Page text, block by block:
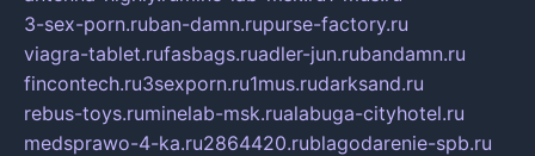
3-sex-porn.ruban-damn.rupurse-factory.ru
viagra-tablet.rufasbags.ruadler-jun.rubandamn.ru
fincontech.ru3sexporn.ru1mus.rudarksand.ru
rebus-toys.ruminelab-msk.rualabuga-cityhotel.ru
medsprawo-4-ka.ru2864420.rublagodarenie-spb.ru